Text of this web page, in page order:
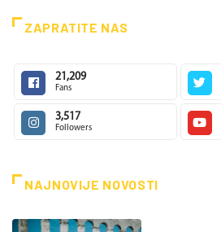
ZAPRATITE NAS
21,209
Fans
3,517
Followers
NAJNOVIJE NOVOSTI